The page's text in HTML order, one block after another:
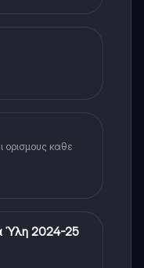
ορισμους καθε
Ύλη 2024-25